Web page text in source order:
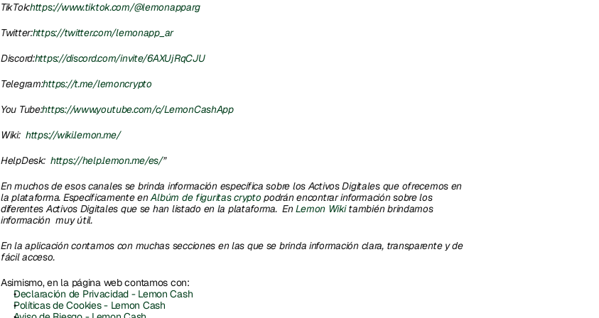
TikTok:https://www.tiktok.com/@lemonapparg
Twitter:https://twitter.com/lemonapp_ar
Discord:https://discord.com/invite/6AXUjRqCJU
Telegram:https://t.me/lemoncrypto
You Tube:https://www.youtube.com/c/LemonCashApp
Wiki: https://wiki.lemon.me/
HelpDesk: https://help.lemon.me/es/”
En muchos de esos canales se brinda información específica sobre los Activos Digitales que ofrecemos en
la plataforma. Específicamente en Albúm de figuritas crypto podrán encontrar información sobre los
diferentes Activos Digitales que se han listado en la plataforma.  En Lemon Wiki también brindamos
información  muy útil.
En la aplicación contamos con muchas secciones en las que se brinda información clara, transparente y de
fácil acceso.
Asimismo, en la página web contamos con:
Declaración de Privacidad - Lemon Cash
Políticas de Cookies - Lemon Cash